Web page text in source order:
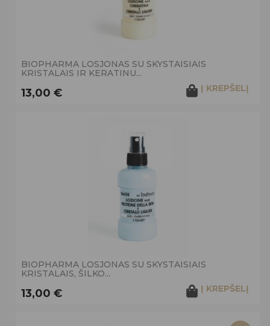
BIOPHARMA LOSJONAS SU SKYSTAISIAIS
KRISTALAIS IR KERATINU...
13,00 € Į KREPŠELĮ
BIOPHARMA LOSJONAS SU SKYSTAISIAIS
KRISTALAIS, ŠILKO...
13,00 € Į KREPŠELĮ